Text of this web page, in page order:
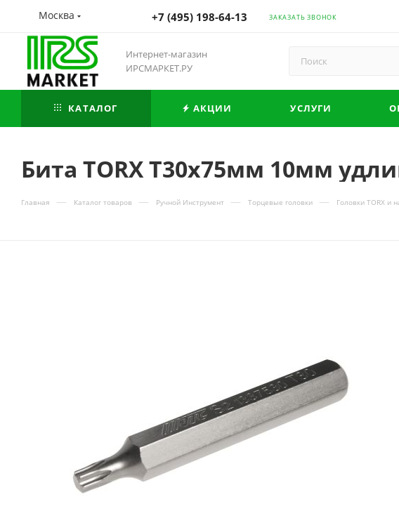
Москва +7 (495) 198-64-13 ЗАКАЗАТЬ ЗВОНОК
Интернет-магазин
ИРСМАРКЕТ.РУ
КАТАЛОГ АКЦИИ УСЛУГИ
Бита TORX Т30х75мм 10мм
Главная — Каталог товаров — Ручной Инструмент — Торцевые головки — Головки TORX и